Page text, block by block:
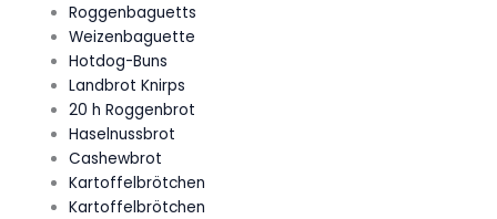
Roggenbaguetts
Weizenbaguette
Hotdog-Buns
Landbrot Knirps
20 h Roggenbrot
Haselnussbrot
Cashewbrot
Kartoffelbrötchen
Kartoffelbrötchen